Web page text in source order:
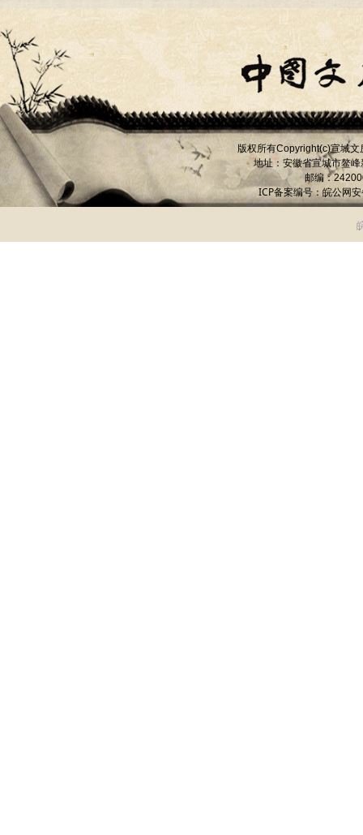
版权所有Copyright(c)宣城文
地址：安徽省宣城市鳌峰
邮编：
ICP备案编号： 皖公网